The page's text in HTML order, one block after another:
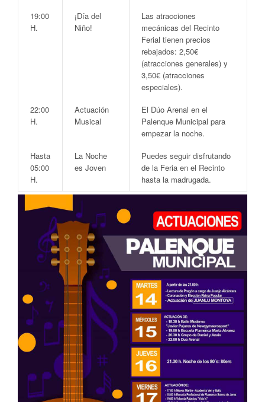
19:00
H.
¡Día del
Niño!
Las atracciones
mecánicas del Recinto
Ferial tienen precios
rebajados: 2,50€
(atracciones generales) y
3,50€ (atracciones
especiales).
22:00
H.
Actuación
Musical
El Dúo Arenal en el
Palenque Municipal para
empezar la noche.
Hasta
05:00
H.
La Noche
es Joven
Puedes seguir disfrutando
de la Feria en el Recinto
hasta la madrugada.